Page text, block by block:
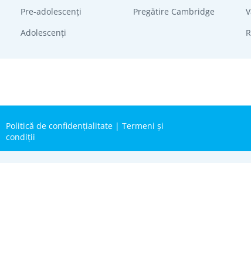
Pre-adolescenți
Adolescenți
Pregătire Cambridge
Politică de confidențialitate | Termeni și
condiții